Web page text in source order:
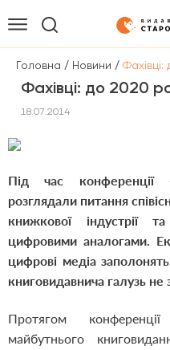
Головна / Новини /
Фахівці: до 2020
18.07.2014
Під час конференції
розглядали питання
книжкової індустрії
цифровими аналогами.
цифрові медіа
книговидавнича галузь не
Протягом
майбутнього